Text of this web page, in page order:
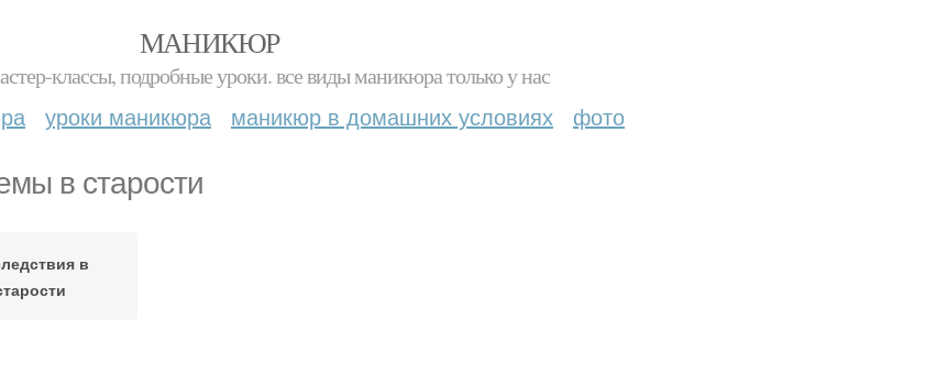
МАНИКЮР
классы, подробные уроки. все виды маникюра только у нас
уроки маникюра маникюр в домашних условиях фото
в старости
в